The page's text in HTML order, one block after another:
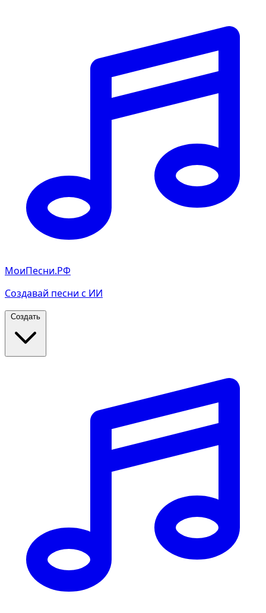
МоиПесни.РФ
Создавай песни с ИИ
Создать